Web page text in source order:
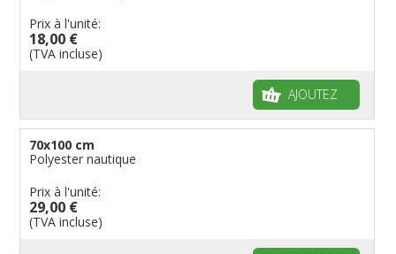
Prix à l'unité:
18,00 €
(TVA incluse)
AJOUTEZ
70x100 cm
Polyester nautique
Prix à l'unité:
29,00 €
(TVA incluse)